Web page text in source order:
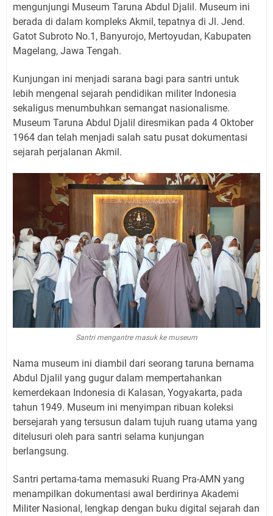
mengunjungi Museum Taruna Abdul Djalil. Museum ini
berada di dalam kompleks Akmil, tepatnya di Jl. Jend.
Gatot Subroto No.1, Banyurojo, Mertoyudan, Kabupaten
Magelang, Jawa Tengah.
Kunjungan ini menjadi sarana bagi para santri untuk
lebih mengenal sejarah pendidikan militer Indonesia
sekaligus menumbuhkan semangat nasionalisme.
Museum Taruna Abdul Djalil diresmikan pada 4 Oktober
1964 dan telah menjadi salah satu pusat dokumentasi
sejarah perjalanan Akmil.
Santri mengantre masuk ke museum
Nama museum ini diambil dari seorang taruna bernama
Abdul Djalil yang gugur dalam mempertahankan
kemerdekaan Indonesia di Kalasan, Yogyakarta, pada
tahun 1949. Museum ini menyimpan ribuan koleksi
bersejarah yang tersusun dalam tujuh ruang utama yang
ditelusuri oleh para santri selama kunjungan
berlangsung.
Santri pertama-tama memasuki Ruang Pra-AMN yang
menampilkan dokumentasi awal berdirinya Akademi
Militer Nasional, lengkap dengan buku digital sejarah dan